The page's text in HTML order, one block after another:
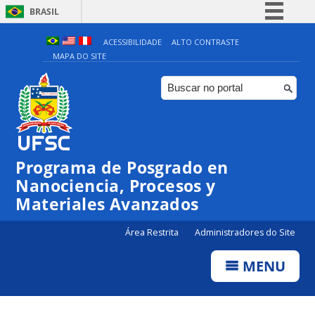
BRASIL
Simplifique!
Comunica BR
Participe
ACESSIBILIDADE
ALTO CONTRASTE
MAPA DO SITE
Programa de Posgrado en
Nanociencia, Procesos y
Materiales Avanzados
Área Restrita Administradores do Site
MENU
00:00
01:00